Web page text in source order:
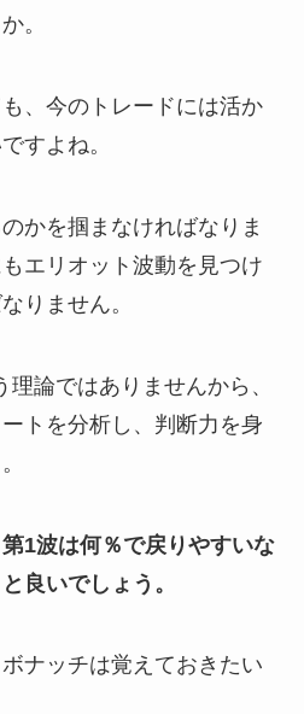
。
、今のトレードには活か
すよね。
かを掴まなければなりま
エリオット波動を見つけ
りません。
論ではありませんから、
トを分析し、判断力を身
1波は何％で戻りやすいな
良いでしょう。
ナッチは覚えておきたい